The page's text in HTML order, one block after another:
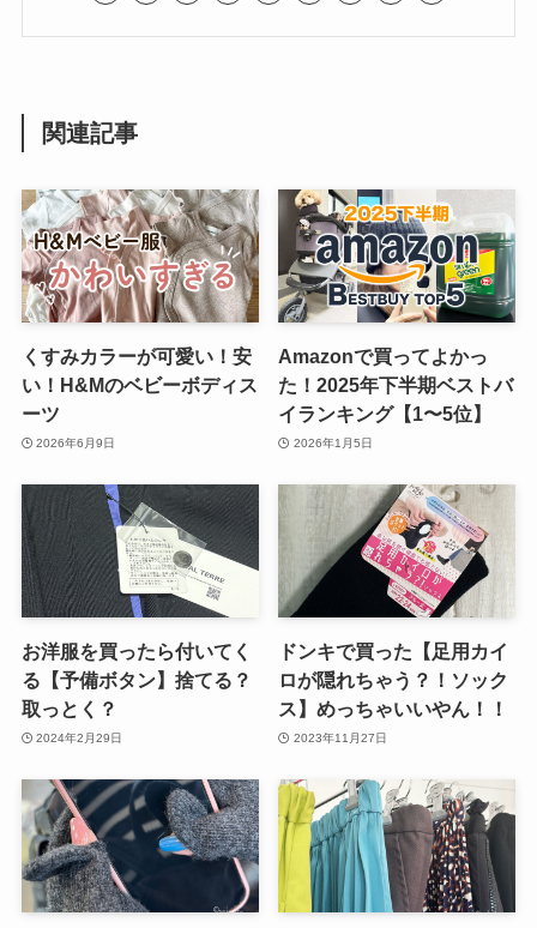
関連記事
くすみカラーが可愛い！安
い！H&Mのベビーボディス
ーツ
2026年6月9日
Amazonで買ってよかっ
た！2025年下半期ベストバ
イランキング【1〜5位】
2026年1月5日
お洋服を買ったら付いてく
る【予備ボタン】捨てる？
取っとく？
2024年2月29日
ドンキで買った【足用カイ
ロが隠れちゃう？！ソック
ス】めっちゃいいやん！！
2023年11月27日